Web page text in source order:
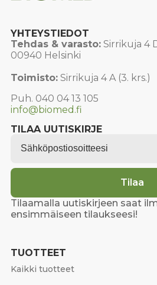
YHTEYSTIEDOT
Tehdas & varasto:Sirrikuja 4
00940 Helsinki
Toimisto:Sirrikuja 4 A (3. krs.)
Puh. 040 04 13 105
info@biomed.fi
TILAA UUTISKIRJE
Tilaa
Tilaamalla uutiskirjeen saat
ensimmäiseen tilaukseesi!
TUOTTEET
Kaikki tuotteet